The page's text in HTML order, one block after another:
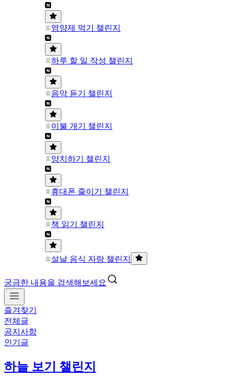
영양제 먹기 챌린지
하루 할 일 작성 챌린지
음악 듣기 챌린지
이불 개기 챌린지
양치하기 챌린지
휴대폰 줄이기 챌린지
책 읽기 챌린지
설날 음식 자랑 챌린지
궁금한 내용을 검색해보세요
즐겨찾기
전체글
공지사항
인기글
하늘 보기 챌린지